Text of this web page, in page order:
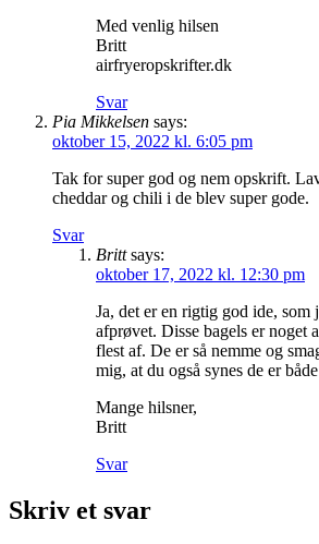
Med venlig hilsen
Britt
airfryeropskrifter.dk
Svar
Pia Mikkelsen says:
oktober 15, 2022 kl. 6:05 pm
Tak for super god og nem opskrift.
cheddar og chili i de blev super gode.
Svar
Britt says:
oktober 17, 2022 kl. 12:30 pm
Ja, det er en rigtig god ide, som
afprøvet. Disse bagels er noget
flest af. De er så nemme og
mig, at du også synes de er
Mange hilsner,
Britt
Svar
Skriv et svar